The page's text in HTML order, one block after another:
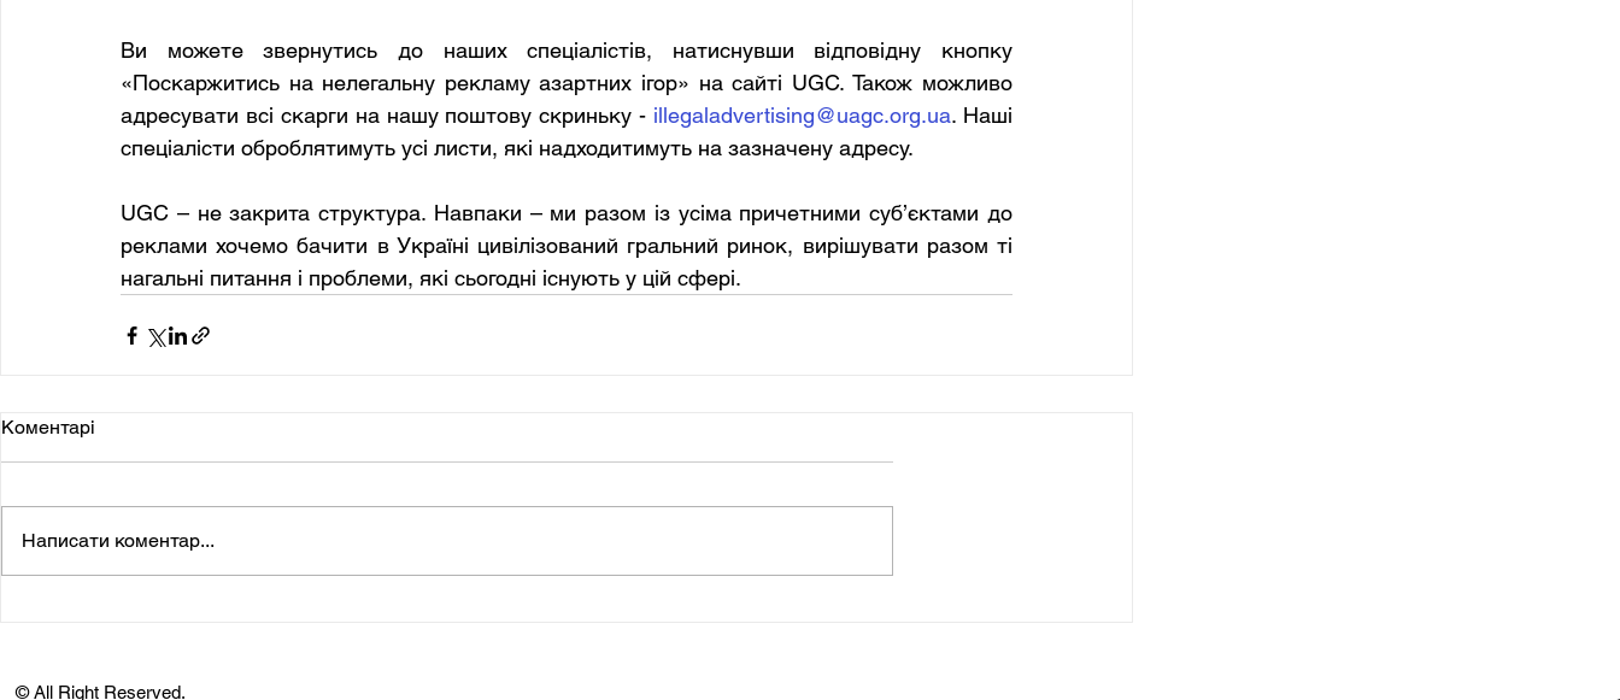
Ви можете звернутись до наших спеціалістів, натиснувши відповідну кнопку
«Поскаржитись на нелегальну рекламу азартних ігор» на сайті UGC. Також можливо
адресувати всі скарги на нашу поштову скриньку - illegaladvertising@uagc.org.ua. Наші
спеціалісти оброблятимуть усі листи, які надходитимуть на зазначену адресу.
UGC – не закрита структура. Навпаки – ми разом із усіма причетними суб’єктами до
реклами хочемо бачити в Україні цивілізований гральний ринок, вирішувати разом ті
нагальні питання і проблеми, які сьогодні існують у цій сфері.
Коментарі
Написати коментар...
© All Right Reserved.